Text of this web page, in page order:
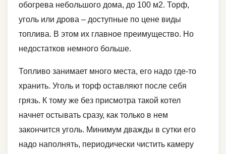
обогрева небольшого дома, до 100 м2. Торф,
уголь или дрова – доступные по цене виды
топлива. В этом их главное преимущество. Но
недостатков немного больше.
Топливо занимает много места, его надо где-то
хранить. Уголь и торф оставляют после себя
грязь. К тому же без присмотра такой котел
начнет остывать сразу, как только в нем
закончится уголь. Минимум дважды в сутки его
надо наполнять, периодически чистить камеру